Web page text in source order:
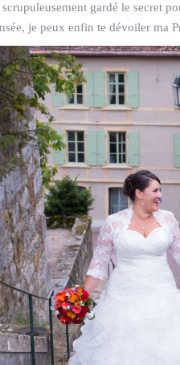
gardé le secret
je peux enfin te dévoiler ma